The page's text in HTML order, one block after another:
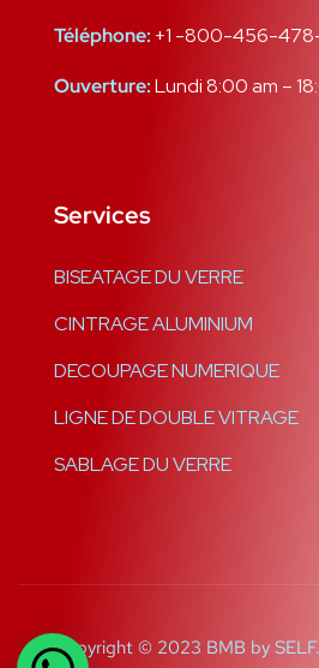
Téléphone: +1 -800-456-
Ouverture:Lundi 8:00 am –
Services
BISEATAGE DU VERRE
CINTRAGE ALUMINIUM
DECOUPAGE NUMERIQUE
LIGNE DE DOUBLE VITRAGE
SABLAGE DU VERRE
Copyright © 2023 BMB by